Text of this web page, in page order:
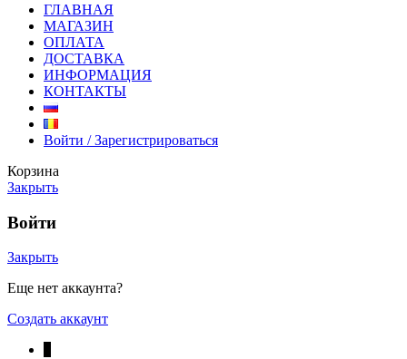
ГЛАВНАЯ
МАГАЗИН
ОПЛАТА
ДОСТАВКА
ИНФОРМАЦИЯ
КОНТАКТЫ
Войти / Зарегистрироваться
Корзина
Закрыть
Войти
Закрыть
Еще нет аккаунта?
Создать аккаунт